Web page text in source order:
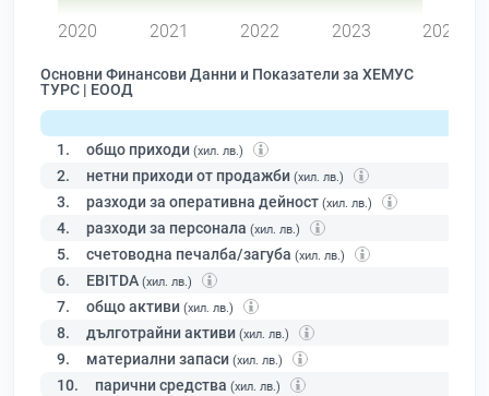
2020 2021 2022 2023 2024
Основни Финансови Данни и Показатели за ХЕМУС
ТУРС | ЕООД
1. общо приходи (хил. лв.)
2. нетни приходи от продажби (хил. лв.)
3. разходи за оперативна дейност (хил. лв.)
4. разходи за персонала (хил. лв.)
5. счетоводна печалба/загуба (хил. лв.)
6. EBITDA (хил. лв.)
7. общо активи (хил. лв.)
8. дълготрайни активи (хил. лв.)
9. материални запаси (хил. лв.)
10. парични средства (хил. лв.)